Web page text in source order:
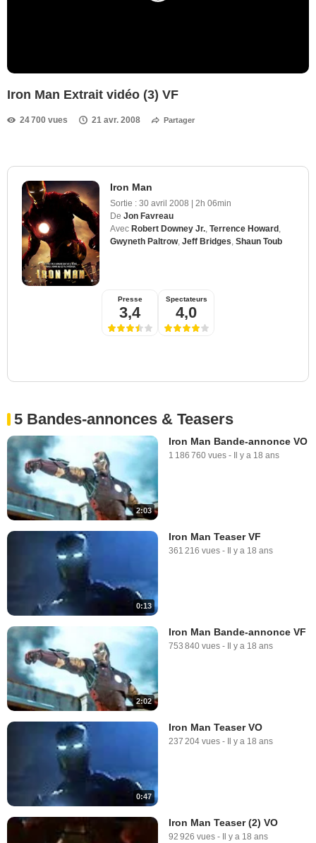
Iron Man Extrait vidéo (3) VF
24 700 vues 21 avr. 2008 Partager
Iron Man
Sortie : 30 avril 2008 | 2h 06min
De Jon Favreau
Avec Robert Downey Jr. Terrence Howard
Gwyneth Paltrow, Jeff Bridges Shaun Toub
Presse
3,4
Spectateurs
4,0
5 Bandes-annonces & Teasers
2:03
Iron Man Bande-annonce VO
1 186 760 vues - Il y a 18 ans
0:13
Iron Man Teaser VF
361 216 vues - Il y a 18 ans
2:02
Iron Man Bande-annonce VF
753 840 vues - Il y a 18 ans
0:47
Iron Man Teaser VO
237 204 vues - Il y a 18 ans
Iron Man Teaser (2) VO
92 926 vues - Il y a 18 ans